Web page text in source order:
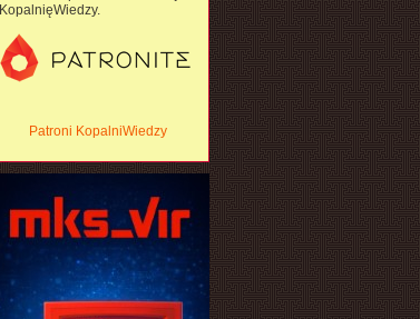
KopalnięWiedzy.
Patroni KopalniWiedzy